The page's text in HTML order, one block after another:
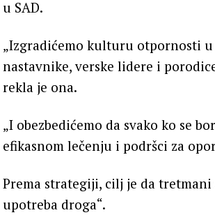
u SAD.
„Izgradićemo kulturu otpornosti u
nastavnike, verske lidere i
rekla je ona.
„I obezbedićemo da svako ko se
efikasnom lečenju i podršci za
Prema strategiji, cilj je da
upotreba droga“.